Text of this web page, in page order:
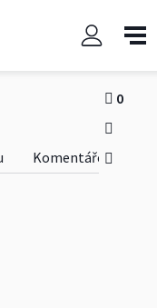
Národní
Komentáře
0